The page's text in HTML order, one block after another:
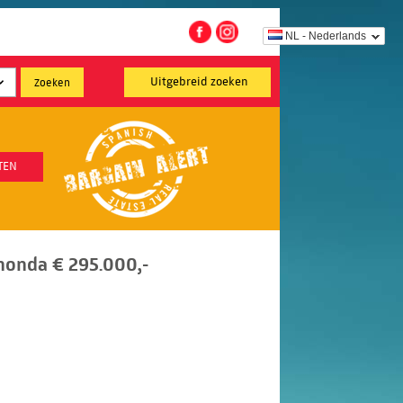
NL - Nederlands
Uitgebreid zoeken
€ 295.000,-